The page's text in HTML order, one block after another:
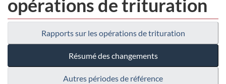
opérations de trituration
Rapports sur les opérations de trituration
Résumé des changements
Autres périodes de référence